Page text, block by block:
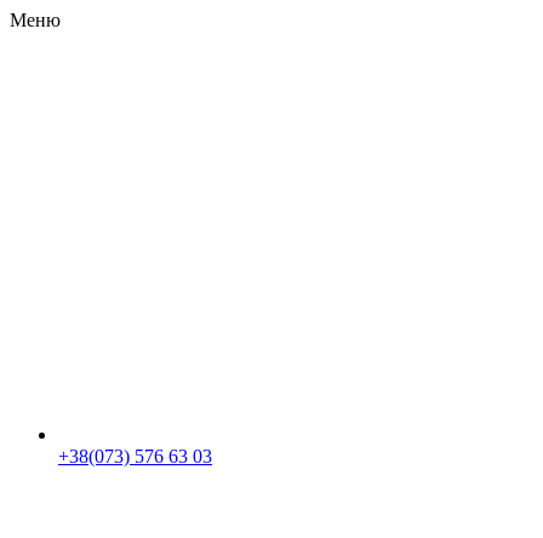
Меню
+38(073) 576 63 03